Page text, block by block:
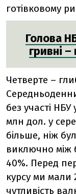
готівковому
Голова
гривні
Четверте –
без участі НБУ
млн дол. у
більше, ніж
виключно між
40%. Перед
курсу ми мали
чутливість